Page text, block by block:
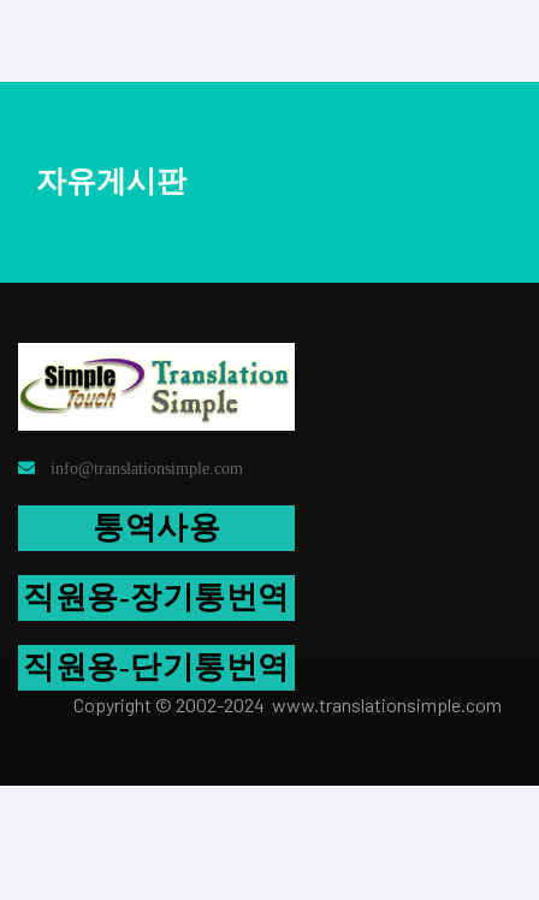
자유게시판
info@translationsimple.com
통역사용
직원용-장기통번역
직원용-단기통번역
Copyright © 2002-2024